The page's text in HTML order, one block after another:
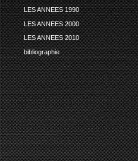
LES ANNEES 1990
LES ANNEES 2000
LES ANNEES 2010
bibliographie